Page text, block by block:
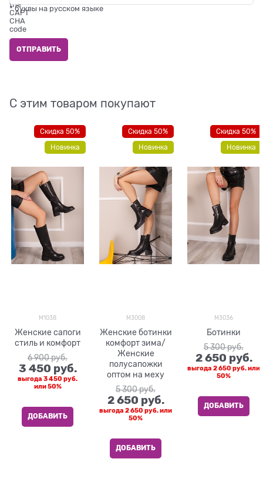
* буквы на русском языке
С этим товаром покупают
M1038
Скидка 50%
Новинка
Женские сапоги
стиль и комфорт
6 900 руб.
3 450 руб.
выгода 3 450 руб.
или50%
ДОБАВИТЬ
M3008
Скидка 50%
Новинка
Женские ботинки
комфорт зима/
Женские
полусапожки
оптом на меху
5 300 руб.
2 650 руб.
выгода 2 650 руб.или
50%
ДОБАВИТЬ
M3036
Скидка 50%
Новинка
Ботинки
5 300 руб.
2 650 руб.
выгода 2 650 руб.или
50%
ДОБАВИТЬ